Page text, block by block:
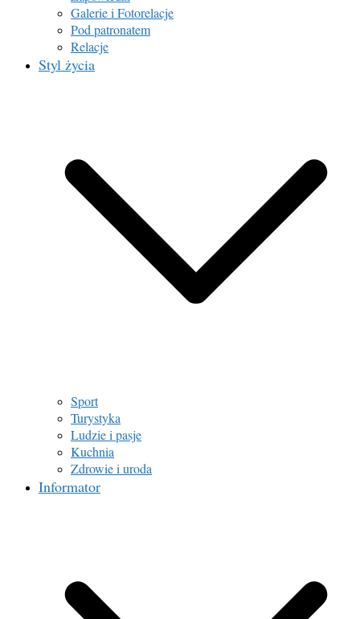
Galerie i Fotorelacje
Pod patronatem
Relacje
Styl życia
Sport
Turystyka
Ludzie i pasje
Kuchnia
Zdrowie i uroda
Informator